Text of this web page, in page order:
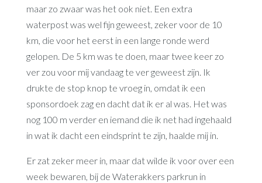
maar zo zwaar was het ook niet. Een extra
waterpost was wel fijn geweest, zeker voor de 10
km, die voor het eerst in een lange ronde werd
gelopen. De 5 km was te doen, maar twee keer zo
ver zou voor mij vandaag te ver geweest zijn. Ik
drukte de stop knop te vroeg in, omdat ik een
sponsordoek zag en dacht dat ik er al was. Het was
nog 100 m verder en iemand die ik net had ingehaald
in wat ik dacht een eindsprint te zijn, haalde mij in.
Er zat zeker meer in, maar dat wilde ik voor over een
week bewaren, bij de Waterakkers parkrun in